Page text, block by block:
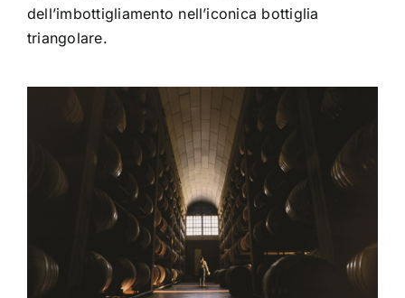
dell’imbottigliamento nell’iconica bottiglia
triangolare.